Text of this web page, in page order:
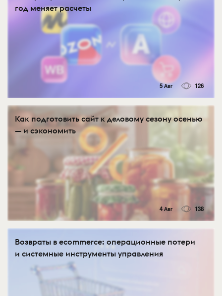
год меняет расчеты
5 Авг 126
Как подготовить сайт к деловому сезону осенью
— и сэкономить
4 Авг 138
Возвраты в ecommerce: операционные потери
и системные инструменты управления